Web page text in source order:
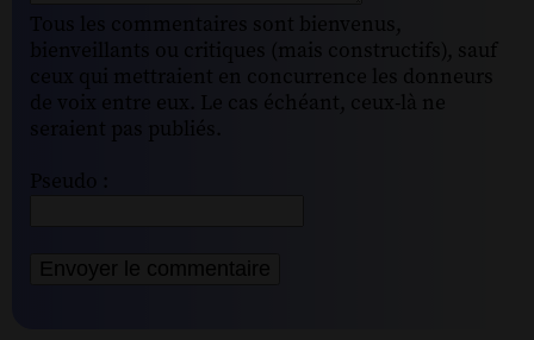
Tous les commentaires sont bienvenus,
bienveillants ou critiques (mais constructifs), sauf
ceux qui mettraient en concurrence les donneurs
de voix entre eux. Le cas échéant, ceux-là ne
seraient pas publiés.
Pseudo :